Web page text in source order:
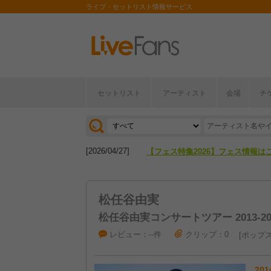
ライブ・セットリスト情報サービス
セットリスト アーティスト 会場 チ
[2026/07/28] 【ライブ動員ランキング】2026年
[2026/04/27] 【フェス特集2026】フェス情報は
松任谷由実
松任谷由実コンサートツアー 2013-
レビュー：--件 クリップ：0 ポップ